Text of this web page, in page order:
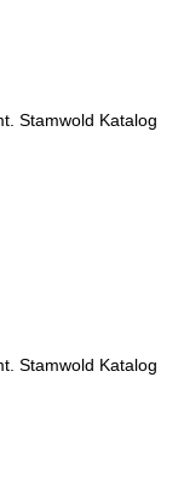
Stamwold Katalog
Stamwold Katalog